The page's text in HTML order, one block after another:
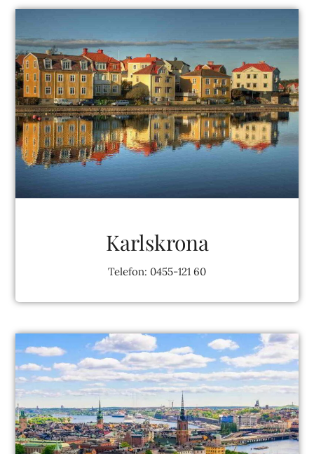
Karlskrona
Telefon: 0455-121 60